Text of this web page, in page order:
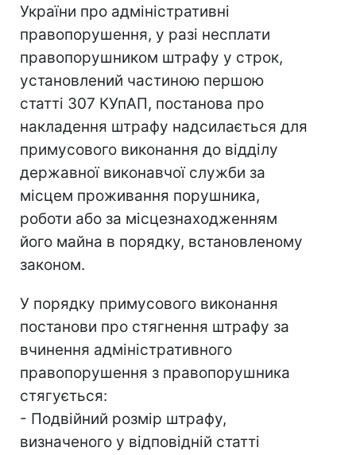
України про адміністративні
правопорушення, у разі несплати
правопорушником штрафу у строк,
установлений частиною першою
статті 307 КУпАП, постанова про
накладення штрафу надсилається для
примусового виконання до відділу
державної виконавчої служби за
місцем проживання порушника,
роботи або за місцезнаходженням
його майна в порядку, встановленому
законом.
У порядку примусового виконання
постанови про стягнення штрафу за
вчинення адміністративного
правопорушення з правопорушника
стягується:
- Подвійний розмір штрафу,
визначеного у відповідній статті